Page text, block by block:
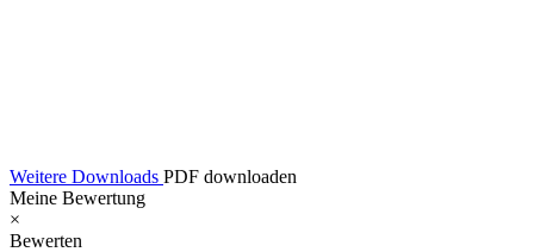
Weitere Downloads PDF downloaden
Meine Bewertung
×
Bewerten